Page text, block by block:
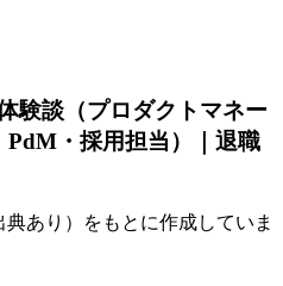
験談（プロダクトマネー
PdM・採用担当）｜退職
あり）をもとに作成していま